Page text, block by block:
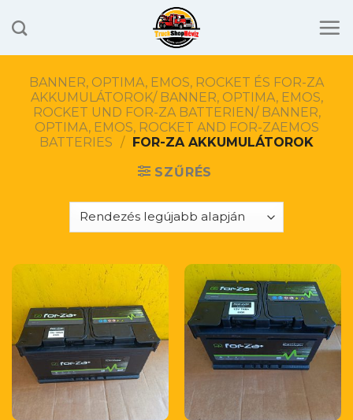
to
BANNER, OPTIMA, EMOS, ROCKET ÉS FOR-ZA
AKKUMULÁTOROK/ BANNER, OPTIMA, EMOS,
ROCKET UND FOR-ZA BATTERIEN/ BANNER,
OPTIMA, EMOS, ROCKET AND FOR-ZAEMOS
BATTERIES / FOR-ZA AKKUMULÁTOROK
SZŰRÉS